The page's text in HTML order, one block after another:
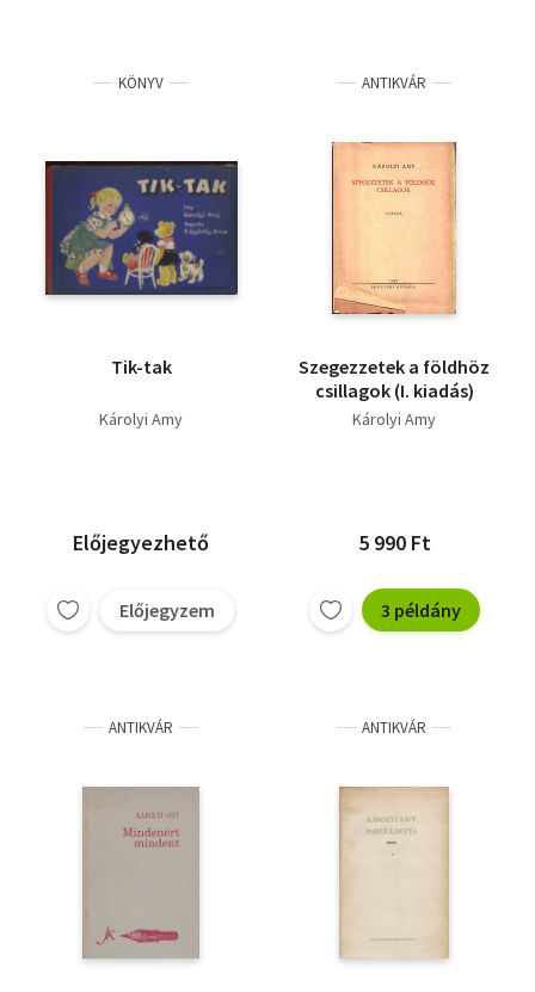
KÖNYV
Tik-tak
Károlyi Amy
Előjegyezhető
Előjegyzem
ANTIKVÁR
Szegezzetek a földhöz
csillagok (I. kiadás)
Károlyi Amy
5 990 Ft
3 példány
ANTIKVÁR ANTIKVÁR